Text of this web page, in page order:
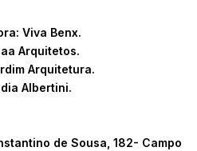
Viva Benx.
Arquitetos.
Arquitetura.
Albertini.
de Sousa, 182- Campo